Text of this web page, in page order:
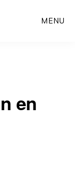
MENU
en